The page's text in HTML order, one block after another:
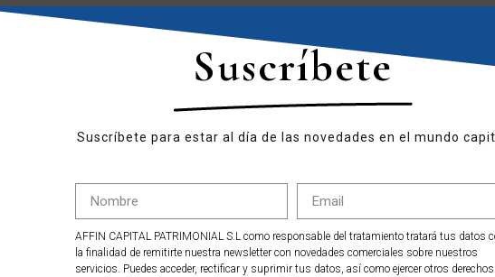
han cerrado la semana de la siguiente manera:
CIERRESEMANAL ACUMULADO ANUAL
,59% +12,39%
-3,69% +11,68%
500
-0,94% +37,93%
Suscríbete
Suscríbete para estar al día de las novedades en el mundo
AFFIN CAPITAL PATRIMONIAL S.L como responsable del tratamiento tratará tus datos
la finalidad de remitirte nuestra newsletter con novedades comerciales sobre nuestros
servicios. Puedes acceder, rectificar y suprimir tus datos, así como ejercer otros derechos